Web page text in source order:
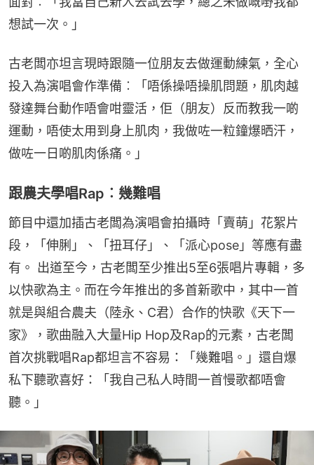
想試一次。」
古老闆亦坦言現時跟隨一位朋友去做運動練氣，全心
投入為演唱會作準備︰「唔係操唔操肌問題，肌肉越
發達舞台動作唔會咁靈活，佢（朋友）反而教我一啲
運動，唔使太用到身上肌肉，我做咗一粒鐘爆晒汗，
做咗一日啲肌肉係痛。」
跟農夫學唱Rap︰幾難唱
節目中還加插古老闆為演唱會拍攝時「賣萌」花絮片
段，「伸脷」、「扭耳仔」、「派心pose」等應有盡
有。 出道至今，古老闆至少推出5至6張唱片專輯，多
以快歌為主。而在今年推出的多首新歌中，其中一首
就是與組合農夫（陸永、C君）合作的快歌《天下一
家》，歌曲融入大量Hip Hop及Rap的元素，古老闆
首次挑戰唱Rap都坦言不容易：「幾難唱。」還自爆
私下聽歌喜好：「我自己私人時間一首慢歌都唔會
聽。」